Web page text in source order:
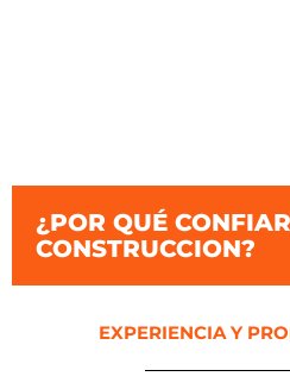
¿POR QUÉ
CONSTRUCCION?​
EXPERIENCIA Y